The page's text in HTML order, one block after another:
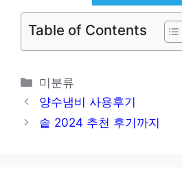
Table of Contents
카
테
고
미분류
양수냄비 사용후기
솥 2024 추천 후기까지